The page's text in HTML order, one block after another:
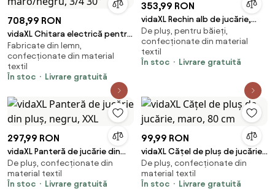
708,99 RON
vidaXL Chitara electrică pentru
copii, cu husă, maro/negru, 3/4
30"
Fabricate din lemn,
confecționate din material
textil
În stoc
Livrare gratuită
353,99 RON
vidaXL Rechin alb de jucărie,
albastru și alb, pluș
De pluș, pentru băieți,
confecționate din material
textil
În stoc
Livrare gratuită
297,99 RON
vidaXL Panteră de jucărie din
pluș, negru, XXL
De pluș, confecționate din
material textil
În stoc
Livrare gratuită
99,99 RON
vidaXL Cățel de pluș de jucărie,
maro, 80 cm
De pluș, confecționate din
material textil
În stoc
Livrare gratuită